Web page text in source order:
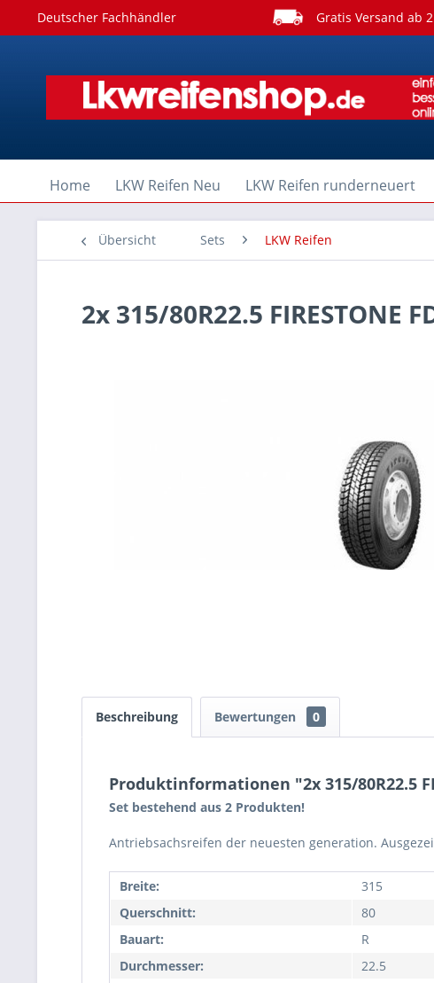
Deutscher Fachhändler Gratis Versand ab
Home LKW Reifen Neu LKW Reifen runderneuert
Übersicht Sets LKW Reifen
2x 315/80R22.5 FIRESTONE
Beschreibung Bewertungen 0
Produktinformationen "2x 315/80R22.5
Set bestehend aus 2 Produkten!
Antriebsachsreifen der neuesten generation.
Breite:
315
Querschnitt:
80
Bauart:
R
Durchmesser:
22.5